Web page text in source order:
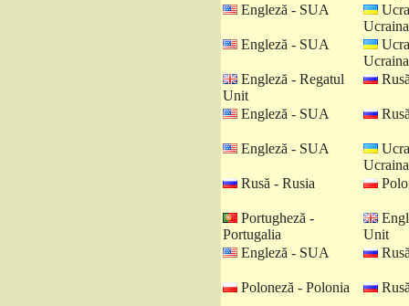
Engleză - SUA
Ucraina
Engleză - SUA
Ucraina
Engleză - Regatul
Unit
Engleză - SUA
Engleză - SUA
Ucraina
Rusă - Rusia
Portugheză -
Portugalia
Unit
Engleză - SUA
Poloneză - Polonia